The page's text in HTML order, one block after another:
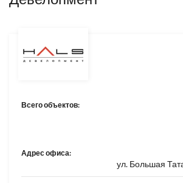
Всего объектов:
Адрес офиса:
ул. Большая